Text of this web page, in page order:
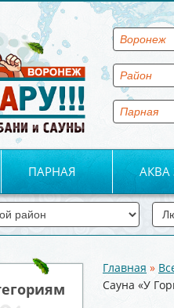
ПАРНАЯ АКВА
Вы здесь
Главная »
Сауна «У